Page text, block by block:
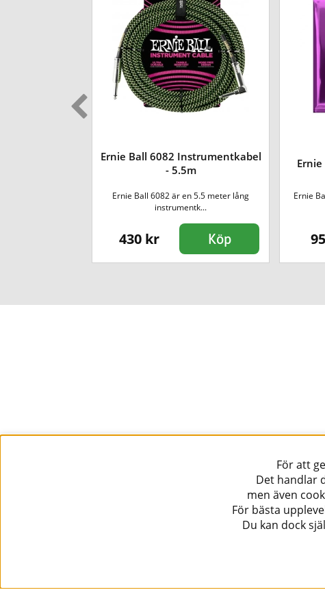
Ernie Ball 6082 Instrumentkabel
- 5.5m
Ernie Ball 6082 är en 5.5 meter lång
instrumentk...
430 kr Köp
Ernie
För att
Det handlar
men även
För bästa
Du kan dock